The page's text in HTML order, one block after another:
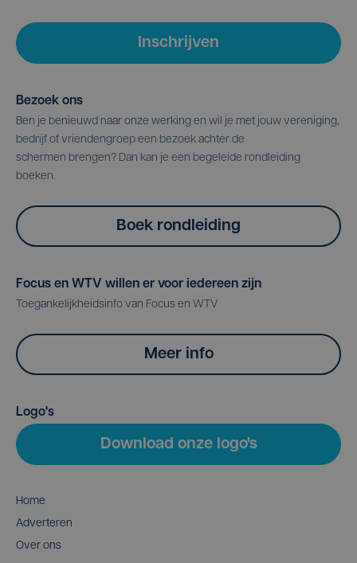
Inschrijven
Bezoek ons
Ben je benieuwd naar onze werking en wil je met jouw vereniging,
bedrijf of vriendengroep een bezoek achter de
schermen brengen? Dan kan je een begeleide rondleiding
boeken.
Boek rondleiding
Focus en WTV willen er voor iedereen zijn
Toegankelijkheidsinfo van Focus en WTV
Meer info
Logo's
Download onze logo's
Home
Adverteren
Over ons